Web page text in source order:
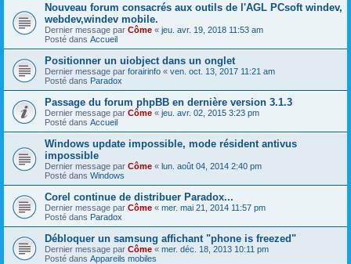
Nouveau forum consacrés aux outils de l'AGL PCsoft windev,
webdev,windev mobile.
Dernier message par Côme « jeu. avr. 19, 2018 11:53 am
Posté dans Accueil
Positionner un uiobject dans un onglet
Dernier message par forairinfo « ven. oct. 13, 2017 11:21 am
Posté dans Paradox
Passage du forum phpBB en dernière version 3.1.3
Dernier message par Côme « jeu. avr. 02, 2015 3:23 pm
Posté dans Accueil
Windows update impossible, mode résident antivus
impossible
Dernier message par Côme « lun. août 04, 2014 2:40 pm
Posté dans Windows
Corel continue de distribuer Paradox...
Dernier message par Côme « mer. mai 21, 2014 11:57 pm
Posté dans Paradox
Débloquer un samsung affichant "phone is freezed"
Dernier message par Côme « mer. déc. 18, 2013 10:11 pm
Posté dans Appareils mobiles